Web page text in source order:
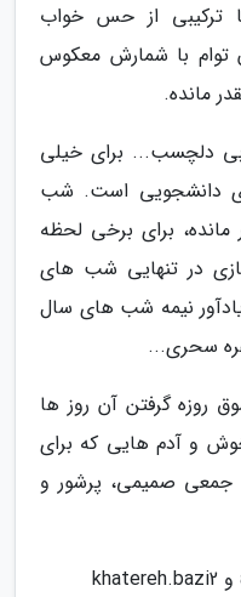
ترکیبی از حس خواب
توام با شمارش معکوس
مانده.
دلچسب... برای خیلی
دانشجویی است. شب
برای برخی لحظه
در تنهایی شب های
نیمه شب های سال
سحری...
روزه گرفتن آن روز ها
و آدم هایی که برای
جمعی صمیمی، پرشور و